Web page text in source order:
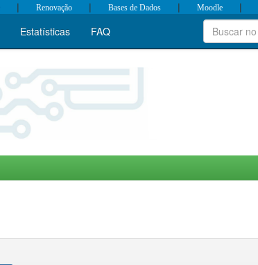
| Renovação | Bases de Dados | Moodle |
Estatísticas FAQ